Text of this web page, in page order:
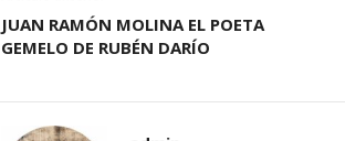
JUAN RAMÓN MOLINA EL POETA
GEMELO DE RUBÉN DARÍO